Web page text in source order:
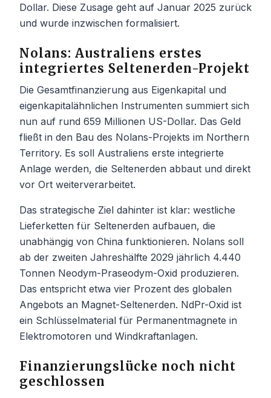
Dollar. Diese Zusage geht auf Januar 2025 zurück
und wurde inzwischen formalisiert.
Nolans: Australiens erstes
integriertes Seltenerden-Projekt
Die Gesamtfinanzierung aus Eigenkapital und
eigenkapitalähnlichen Instrumenten summiert sich
nun auf rund 659 Millionen US-Dollar. Das Geld
fließt in den Bau des Nolans-Projekts im Northern
Territory. Es soll Australiens erste integrierte
Anlage werden, die Seltenerden abbaut und direkt
vor Ort weiterverarbeitet.
Das strategische Ziel dahinter ist klar: westliche
Lieferketten für Seltenerden aufbauen, die
unabhängig von China funktionieren. Nolans soll
ab der zweiten Jahreshälfte 2029 jährlich 4.440
Tonnen Neodym-Praseodym-Oxid produzieren.
Das entspricht etwa vier Prozent des globalen
Angebots an Magnet-Seltenerden. NdPr-Oxid ist
ein Schlüsselmaterial für Permanentmagnete in
Elektromotoren und Windkraftanlagen.
Finanzierungslücke noch nicht
geschlossen